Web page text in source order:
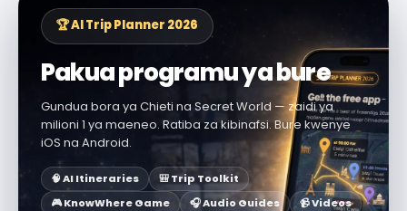
🏆 AI Trip Planner 2026
Pakua programu ya bure
Gundua bora ya Chieti na Secret World — zaidi ya
milioni 1 ya maeneo. Ratiba za kibinafsi. Bure kwenye
iOS na Android.
🧠 AI Itineraries
🎒 Trip Toolkit
🎮 KnowWhere Game
🎧 Audio Guides 📹 Videos